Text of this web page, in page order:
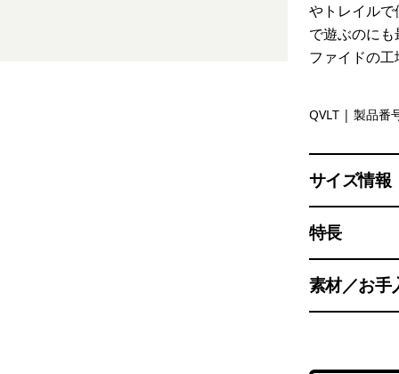
やトレイル
で遊ぶのに
ファイドの
Quiet
QVLT | 製品番
サイズ情報
特長
素材／お手